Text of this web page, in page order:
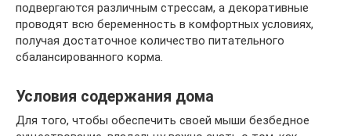
подвергаются различным стрессам, а декоративные
проводят всю беременность в комфортных условиях,
получая достаточное количество питательного
сбалансированного корма.
Условия содержания дома
Для того, чтобы обеспечить своей мыши безбедное